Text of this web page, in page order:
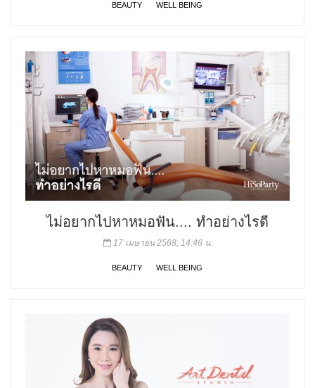
BEAUTY WELL BEING
ไม่อยากไปหาหมอฟัน.... ทำอย่างไรดี
17 เมษายน 2568, 14:46 น.
BEAUTY WELL BEING